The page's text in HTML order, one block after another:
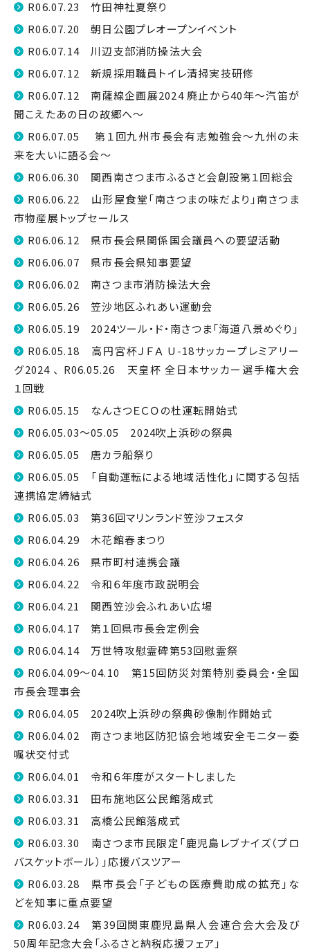
R06.07.23 竹田神社夏祭り
R06.07.20 朝日公園プレオープンイベント
R06.07.14 川辺支部消防操法大会
R06.07.12 新規採用職員トイレ清掃実技研修
R06.07.12 南薩線企画展2024 廃止から40年～汽笛が
聞こえたあの日の故郷へ～
R06.07.05 第１回九州市長会有志勉強会～九州の未
来を大いに語る会～
R06.06.30 関西南さつま市ふるさと会創設第１回総会
R06.06.22 山形屋食堂「南さつまの味だより」南さつま
市物産展トップセールス
R06.06.12 県市長会県関係国会議員への要望活動
R06.06.07 県市長会県知事要望
R06.06.02 南さつま市消防操法大会
R06.05.26 笠沙地区ふれあい運動会
R06.05.19 2024ツール・ド・南さつま「海道八景めぐり」
R06.05.18 高円宮杯ＪＦＡ U-18サッカープレミアリー
グ2024 、 R06.05.26 天皇杯 全日本サッカー選手権大会
１回戦
R06.05.15 なんさつＥＣＯの杜運転開始式
R06.05.03～05.05 2024吹上浜砂の祭典
R06.05.05 唐カラ船祭り
R06.05.05 「自動運転による地域活性化」に関する包括
連携協定締結式
R06.05.03 第36回マリンランド笠沙フェスタ
R06.04.29 木花館春まつり
R06.04.26 県市町村連携会議
R06.04.22 令和６年度市政説明会
R06.04.21 関西笠沙会ふれあい広場
R06.04.17 第１回県市長会定例会
R06.04.14 万世特攻慰霊碑第53回慰霊祭
R06.04.09～04.10 第15回防災対策特別委員会・全国
市長会理事会
R06.04.05 2024吹上浜砂の祭典砂像制作開始式
R06.04.02 南さつま地区防犯協会地域安全モニター委
嘱状交付式
R06.04.01 令和６年度がスタートしました
R06.03.31 田布施地区公民館落成式
R06.03.31 高橋公民館落成式
R06.03.30 南さつま市民限定「鹿児島レブナイズ（プロ
バスケットボール）」応援バスツアー
R06.03.28 県市長会「子どもの医療費助成の拡充」な
どを知事に重点要望
R06.03.24 第39回関東鹿児島県人会連合会大会及び
50周年記念大会「ふるさと納税応援フェア」